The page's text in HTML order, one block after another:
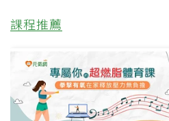
課程推薦